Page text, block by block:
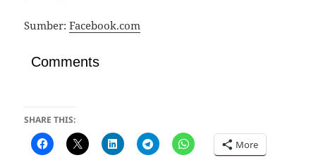
Sumber:Facebook.com
Comments
SHARE THIS:
More